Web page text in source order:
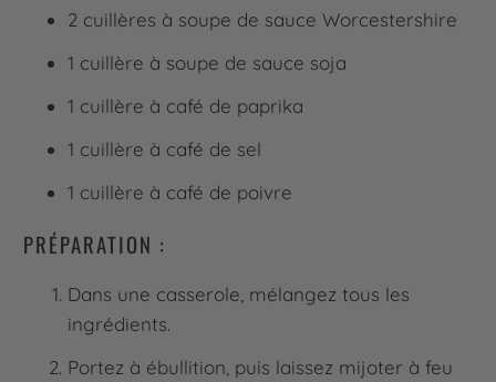
2 cuillères à soupe de sauce Worcestershire
1 cuillère à soupe de sauce soja
1 cuillère à café de paprika
1 cuillère à café de sel
1 cuillère à café de poivre
PRÉPARATION :
Dans une casserole, mélangez tous les
ingrédients.
Portez à ébullition, puis laissez mijoter à feu